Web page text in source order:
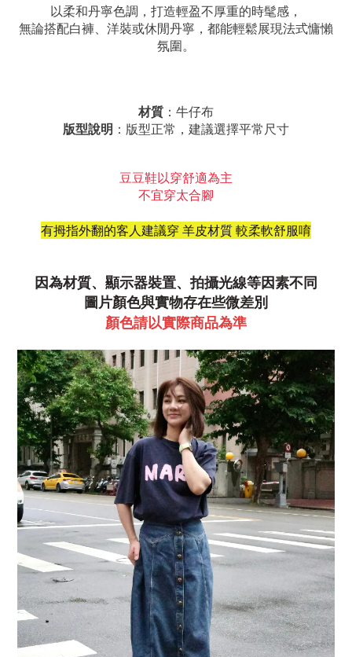
以柔和丹寧色調，打造輕盈不厚重的時髦感，
無論搭配白褲、洋裝或休閒丹寧，都能輕鬆展現法式慵懶
氛圍。
材質 ：牛仔布
版型說明 ：版型正常，建議選擇平常尺寸
豆豆鞋以穿舒適為主
不宜穿太合腳
有拇指外翻的客人建議穿 羊皮材質較柔軟舒服唷
因為材質、顯示器裝置、拍攝光線等因素不同
圖片顏色與實物存在些微差別
顏色請以實際商品為準